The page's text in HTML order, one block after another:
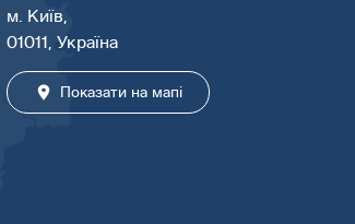
м. Київ,
01011, Україна
Показати на мапі